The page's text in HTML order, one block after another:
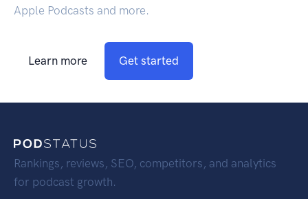
Apple Podcasts and more.
Learn more Get started
Rankings, reviews, SEO, competitors, and analytics
for podcast growth.